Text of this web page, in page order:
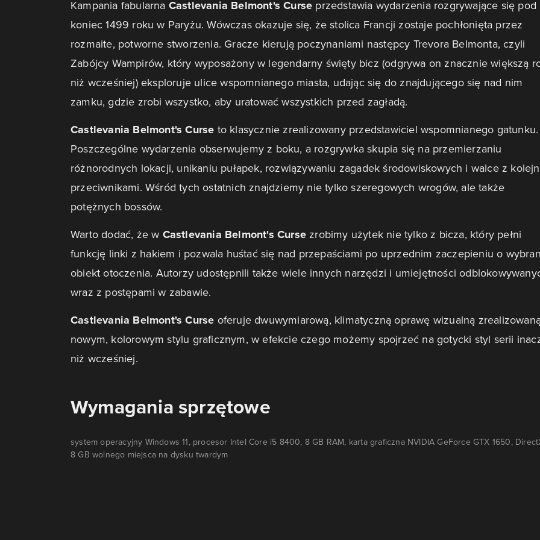
Kampania fabularna Castlevania Belmont's Curse przedstawia wydarzenia rozgrywające się pod
koniec 1499 roku w Paryżu. Wówczas okazuje się, że stolica Francji zostaje pochłonięta przez
rozmaite, potworne stworzenia. Gracze kierują poczynaniami następcy Trevora Belmonta, czyli
Zabójcy Wampirów, który wyposażony w legendarny święty bicz (odgrywa on znacznie większą
niż wcześniej) eksploruje ulice wspomnianego miasta, udając się do znajdującego się nad nim
zamku, gdzie zrobi wszystko, aby uratować wszystkich przed zagładą.
Castlevania Belmont's Curse to klasycznie zrealizowany przedstawiciel wspomnianego gatunku.
Poszczególne wydarzenia obserwujemy z boku, a rozgrywka skupia się na przemierzaniu
różnorodnych lokacji, unikaniu pułapek, rozwiązywaniu zagadek środowiskowych i walce z
przeciwnikami. Wśród tych ostatnich znajdziemy nie tylko szeregowych wrogów, ale także
potężnych bossów.
Warto dodać, że w Castlevania Belmont's Curse zrobimy użytek nie tylko z bicza, który pełni
funkcję linki z hakiem i pozwala huśtać się nad przepaściami po uprzednim zaczepieniu o
obiekt otoczenia. Autorzy udostępnili także wiele innych narzędzi i umiejętności
wraz z postępami w zabawie.
Castlevania Belmont's Curse oferuje dwuwymiarową, klimatyczną oprawę wizualną
nowym, kolorowym stylu graficznym, w efekcie czego możemy spojrzeć na gotycki styl serii
niż wcześniej.
Wymagania sprzętowe
system operacyjny Windows 11, procesor Intel Core i5 8400, 8 GB RAM, karta graficzna NVIDIA GeForce GTX 1650,
8 GB wolnego miejsca na dysku twardym